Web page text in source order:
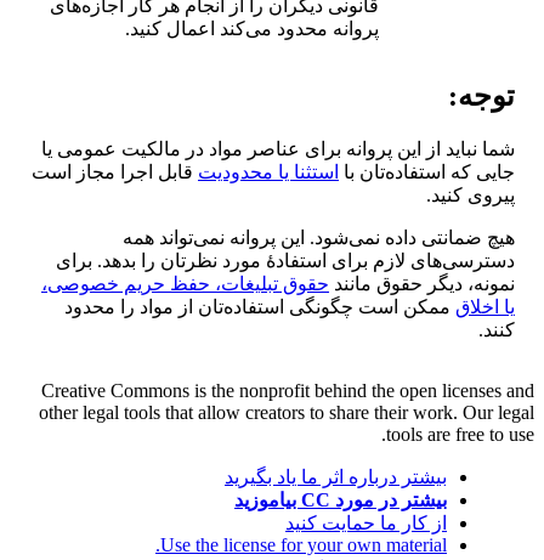
قانونی دیگران را از انجام هر کار اجازه‌های
پروانه محدود می‌کند اعمال کنید.
توجه:
شما نباید از این پروانه برای عناصر مواد در مالکیت عمومی یا
جایی که استفاده‌تان با استثنا یا محدودیت قابل اجرا مجاز است
پیروی کنید.
هیچ ضمانتی داده نمی‌شود. این پروانه نمی‌تواند همه
دسترسی‌های لازم برای استفادهٔ مورد نظرتان را بدهد. برای
نمونه، دیگر حقوق مانند حقوق تبلیغات، حفظ حریم خصوصی،
یا اخلاق ممکن است چگونگی استفاده‌تان از مواد را محدود
کنند.
Creative Commons is the nonprofit behind the open licenses and
other legal tools that allow creators to share their work. Our legal
tools are free to use.
بیشتر درباره اثر ما یاد بگیرید
بیشتر در مورد CC بیاموزید
از کار ما حمایت کنید
Use the license for your own material.